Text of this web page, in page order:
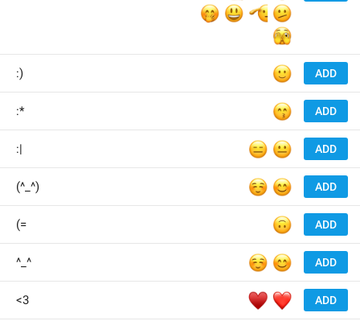
🤭
😃
🫡
🫤
🫣
ADD
🙂
:)
ADD
😙
:*
ADD
😑
😐
:|
ADD
☺️
😊
(^_^)
ADD
🙃
(=
ADD
☺️
😊
^_^
ADD
♥️
❤️
<3